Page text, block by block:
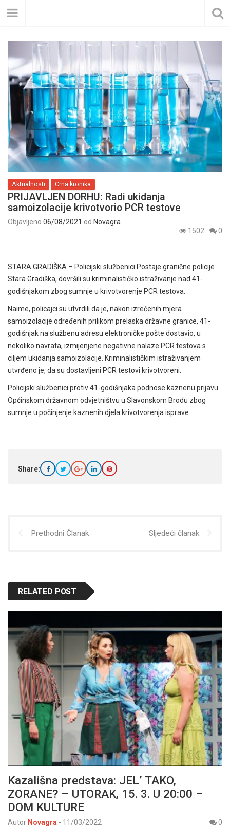
Aktualnosti Crna kronika
PRIJAVLJEN DORHU: Radi ukidanja
samoizolacije krivotvorio PCR testove
Objavljeno 06/08/2021 od Novagra
1502
0
STARA GRADIŠKA – Policijski službenici Postaje granične policije
Stara Gradiška, dovršili su kriminalističko istraživanje nad 41-
godišnjakom zbog sumnje u krivotvorenje PCR testova.
Naime, policajci su utvrdili da je, nakon izrečenih mjera
samoizolacije određenih prilikom prelaska državne granice, 41-
godišnjak na službenu adresu elektroničke pošte dostavio, u
nekoliko navrata, izmijenjene negativne nalaze PCR testova s
ciljem ukidanja samoizolacije. Kriminalističkim istraživanjem
utvrđeno je, da su dostavljeni PCR testovi krivotvoreni.
Policijski službenici protiv 41-godišnjaka podnose kaznenu prijavu
Općinskom državnom odvjetništvu u Slavonskom Brodu zbog
sumnje u počinjenje kaznenih djela krivotvorenja isprave.
Share:
Prethodni Članak Sljedeći članak
RELATED POST
Kazališna predstava: JEL’ TAKO,
ZORANE? – UTORAK, 15. 3. U 20:00 –
DOM KULTURE
Autor Novagra - 11/03/2022
0